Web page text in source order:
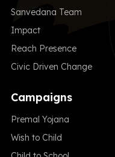
Sanvedana Team
Impact
Reach Presence
Civic Driven Change
Campaigns
Premal Yojana
Wish to Child